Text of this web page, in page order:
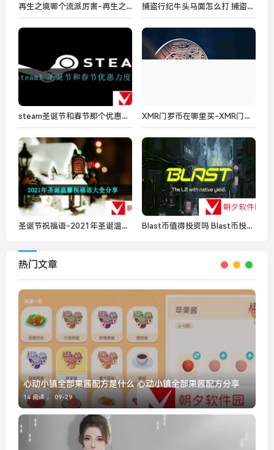
再生之境哪个流派厉害-再生之境流派选择攻略 捕盗行纪牛头马面怎么打 捕盗行纪牛头马面打法攻略
steam圣诞节和春节那个优惠力度大-圣诞节和春节优惠力度说明 XMR门罗币在哪里买-XMR门罗币购买分享
圣诞节祝福语-2021年圣诞温馨祝福语大全分享 Blast币值得投资吗 Blast币投资一览
热门文章
心动小镇全部果酱配方是什么 心动小镇全部果酱配方分享
14 阅读 ， 09-29